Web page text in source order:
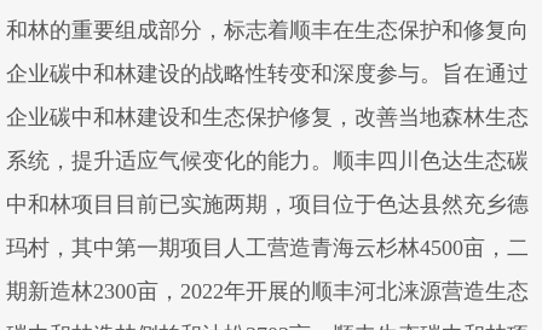
和林的重要组成部分，标志着顺丰在生态保护和修复向
企业碳中和林建设的战略性转变和深度参与。旨在通过
企业碳中和林建设和生态保护修复，改善当地森林生态
系统，提升适应气候变化的能力。顺丰四川色达生态碳
中和林项目目前已实施两期，项目位于色达县然充乡德
玛村，其中第一期项目人工营造青海云杉林4500亩，二
期新造林2300亩，2022年开展的顺丰河北涞源营造生态